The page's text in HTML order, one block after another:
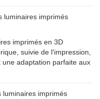
luminaires imprimés
imprimés en 3D
suivie de l'impression,
adaptation parfaite aux
luminaires imprimés